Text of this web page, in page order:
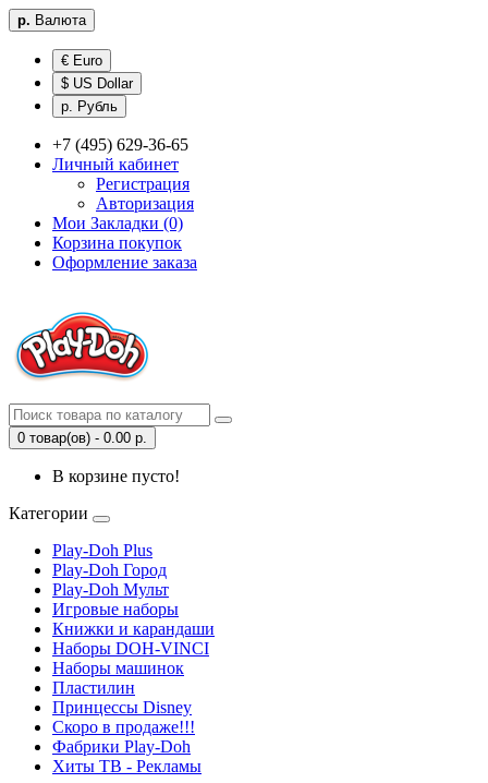
р. Валюта
€ Euro
$ US Dollar
р. Рубль
+7 (495) 629-36-65
Личный кабинет
Регистрация
Авторизация
Мои Закладки (0)
Корзина покупок
Оформление заказа
0 товар(ов) - 0.00 р.
В корзине пусто!
Категории
Play-Doh Plus
Play-Doh Город
Play-Doh Мульт
Игровые наборы
Книжки и карандаши
Наборы DOH-VINCI
Наборы машинок
Пластилин
Принцессы Disney
Скоро в продаже!!!
Фабрики Play-Doh
Хиты ТВ - Рекламы